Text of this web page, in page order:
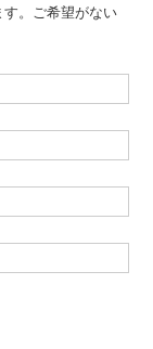
。ご希望がない